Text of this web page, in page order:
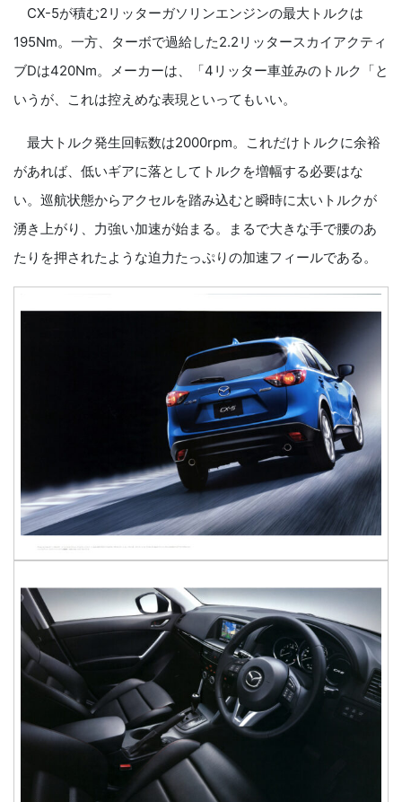
CX-5が積む2リッターガソリンエンジンの最大トルクは
195Nm。一方、ターボで過給した2.2リッタースカイアクティ
ブDは420Nm。メーカーは、「4リッター車並みのトルク「と
いうが、これは控えめな表現といってもいい。
最大トルク発生回転数は2000rpm。これだけトルクに余裕
があれば、低いギアに落としてトルクを増幅する必要はな
い。巡航状態からアクセルを踏み込むと瞬時に太いトルクが
湧き上がり、力強い加速が始まる。まるで大きな手で腰のあ
たりを押されたような迫力たっぷりの加速フィールである。